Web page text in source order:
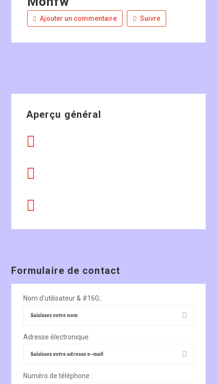
Ajouter un commentaire Suivre
Aperçu général
Formulaire de contact
Nom d'utilisateur & #160;:
Adresse électronique:
Numéro de téléphone :